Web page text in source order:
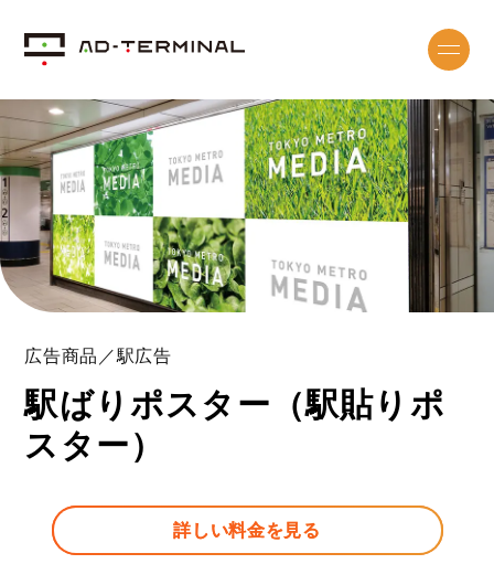
広告商品／駅広告
駅ばりポスター（駅貼りポ
スター）
詳しい料金を見る